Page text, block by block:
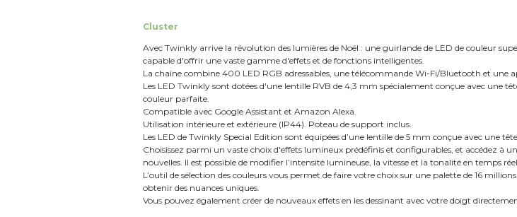
Cluster
Avec Twinkly arrive la révolution des lumières de Noël : une guirlande de LED de couleur
capable d'offrir une vaste gamme d'effets et de fonctions intelligentes.
La chaîne combine 400 LED RGB adressables, une télécommande Wi-Fi/Bluetooth et
Les LED Twinkly sont dotées d'une lentille RVB de 4,3 mm spécialement conçue avec une
couleur parfaite.
Compatible avec Google Assistant et Amazon Alexa.
Utilisation intérieure et extérieure (IP44). Poteau de support inclus.
Les LED de Twinkly Special Edition sont équipées d’une lentille de 5 mm conçue avec une
Choisissez parmi un vaste choix d'effets lumineux prédéfinis et configurables, et accédez
nouvelles. Il est possible de modifier l’intensité lumineuse, la vitesse et la tonalité en temps
L’outil de sélection des couleurs vous permet de faire votre choix sur une palette de 16
obtenir des nuances uniques.
Vous pouvez également créer de nouveaux effets en les dessinant avec votre doigt